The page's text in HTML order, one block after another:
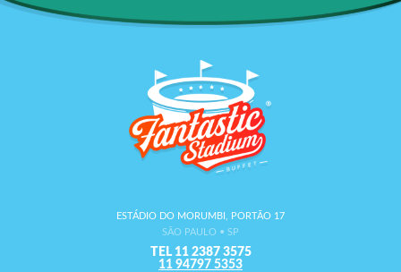
ESTÁDIO DO MORUMBI, PORTÃO 17
SÃO PAULO • SP
TEL 11 2387 3575
11 94797 5353